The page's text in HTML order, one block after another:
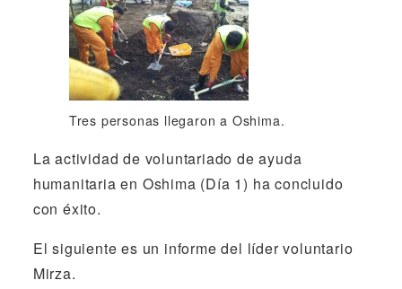
Tres personas llegaron a Oshima.
La actividad de voluntariado de ayuda
humanitaria en Oshima (Día 1) ha concluido
con éxito.
El siguiente es un informe del líder voluntario
Mirza.